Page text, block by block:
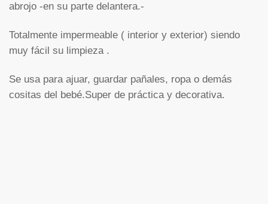
abrojo -en su parte delantera.-
Totalmente impermeable ( interior y exterior) siendo
muy fácil su limpieza .
Se usa para ajuar, guardar pañales, ropa o demás
cositas del bebé.Super de práctica y decorativa.